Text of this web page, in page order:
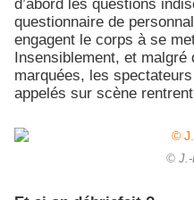
d’abord les questions
questionnaire de
engagent le corps à se
Insensiblement, et
marquées, les
appelés sur scène
© J.-